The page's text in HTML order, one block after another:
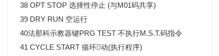
38 OPT STOP 选择性停止 (与M01码共享)
39 DRY RUN 空运行
40法那科示教器键PRG TEST 不执行M.S.T.码指令
41 CYCLE START 循环动(执行程序)